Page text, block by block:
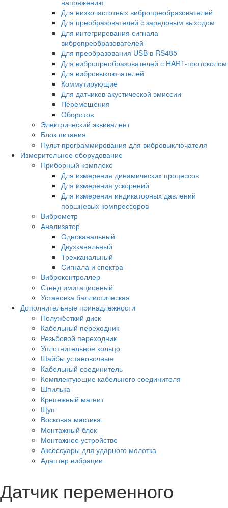
Для низкочастотных вибропреобразователей
Для преобразователей с зарядовым выходом
Для интегрирования сигнала
вибропреобразователей
Для преобразования USB в RS485
Для вибропреобразователей с HART-протоколом
Для вибровыключателей
Коммутирующие
Для датчиков акустической эмиссии
Перемещения
Оборотов
Электрический эквивалент
Блок питания
Пульт программирования для вибровыключателя
Измерительное оборудование
Приборный комплекс
Для измерения динамических процессов
Для измерения ускорений
Для измерения индикаторных давлений
поршневых компрессоров
Виброметр
Анализатор
Одноканальный
Двухканальный
Трехканальный
Сигнала и спектра
Виброконтроллер
Стенд имитационный
Установка баллистическая
Дополнительные принадлежности
Полужёсткий диск
Кабельный переходник
Резьбовой переходник
Уплотнительное кольцо
Шайбы установочные
Кабельный соединитель
Комплектующие кабельного соединителя
Шпилька
Крепежный магнит
Щуп
Восковая мастика
Монтажный блок
Монтажное устройство
Аксессуары для ударного молотка
Адаптер вибрации
Датчик переменного